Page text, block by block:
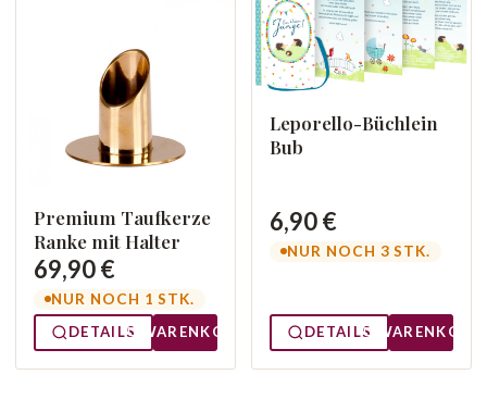
Premium Taufkerze
Ranke mit Halter
69,90 €
NUR NOCH 1 STK.
DETAILS
WARENKORB
Leporello-Büchlein
Bub
6,90 €
NUR NOCH 3 STK.
DETAILS WARENKORB